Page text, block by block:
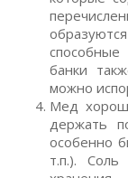
банки
можно
Мед
держать
особенно
т.п.). Соль